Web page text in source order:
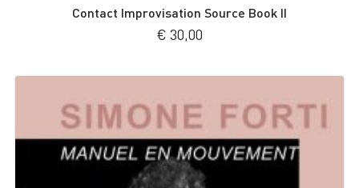
Contact Improvisation Source Book II
€ 30,00